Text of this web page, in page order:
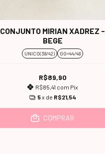
CONJUNTO MIRIAN XADREZ -
BEGE
UNICO(38/42) GG=44/48
R$89,90
R$85,41 com Pix
5x de R$21,54
COMPRAR